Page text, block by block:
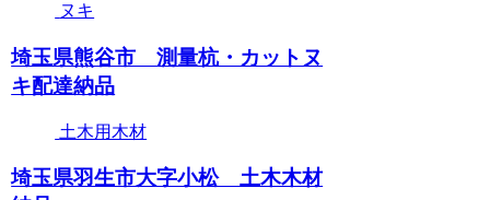
ヌキ
埼玉県熊谷市 測量杭・カットヌ
キ配達納品
土木用木材
埼玉県羽生市大字小松 土木木材